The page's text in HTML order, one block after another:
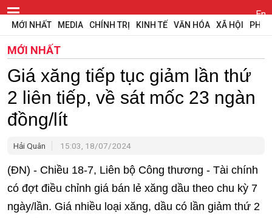
En
MỚI NHẤT MEDIA CHÍNH TRỊ KINH TẾ VĂN HÓA XÃ HỘI
MỚI NHẤT
Giá xăng tiếp tục giảm lần thứ
2 liên tiếp, về sát mốc 23 ngàn
đồng/lít
Hải Quân 15:03, 18/07/2024
(ĐN) - Chiều 18-7, Liên bộ Công thương - Tài chính
có đợt điều chỉnh giá bán lẻ xăng dầu theo chu kỳ 7
ngày/lần. Giá nhiều loại xăng, dầu có lần giảm thứ 2